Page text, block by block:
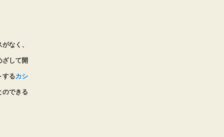
なく、
して開
するカシ
のできる